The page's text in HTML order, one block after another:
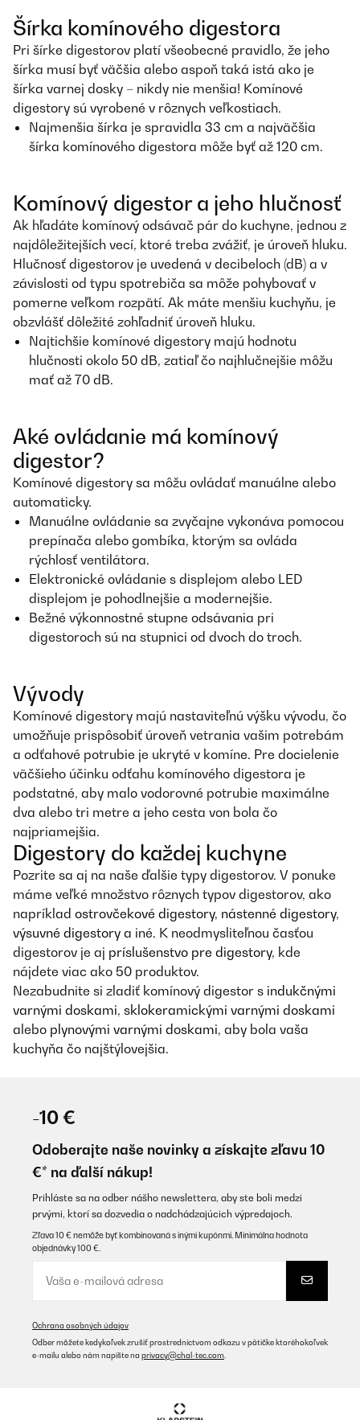
Šírka komínového digestora
Pri šírke digestorov platí všeobecné pravidlo, že jeho
šírka musí byť väčšia alebo aspoň taká istá ako je
šírka varnej dosky – nikdy nie menšia! Komínové
digestory sú vyrobené v rôznych veľkostiach.
Najmenšia šírka je spravidla 33 cm a najväčšia
šírka komínového digestora môže byť až 120 cm.
Komínový digestor a jeho hlučnosť
Ak hľadáte komínový odsávač pár do kuchyne, jednou z
najdôležitejších vecí, ktoré treba zvážiť, je úroveň hluku.
Hlučnosť digestorov je uvedená v decibeloch (dB) a v
závislosti od typu spotrebiča sa môže pohybovať v
pomerne veľkom rozpätí. Ak máte menšiu kuchyňu, je
obzvlášť dôležité zohľadniť úroveň hluku.
Najtichšie komínové digestory majú hodnotu
hlučnosti okolo 50 dB, zatiaľ čo najhlučnejšie môžu
mať až 70 dB.
Aké ovládanie má komínový
digestor?
Komínové digestory sa môžu ovládať manuálne alebo
automaticky.
Manuálne ovládanie sa zvyčajne vykonáva pomocou
prepínača alebo gombíka, ktorým sa ovláda
rýchlosť ventilátora.
Elektronické ovládanie s displejom alebo LED
displejom je pohodlnejšie a modernejšie.
Bežné výkonnostné stupne odsávania pri
digestoroch sú na stupnici od dvoch do troch.
Vývody
Komínové digestory majú nastaviteľnú výšku vývodu, čo
umožňuje prispôsobiť úroveň vetrania vašim potrebám
a odťahové potrubie je ukryté v komíne. Pre docielenie
väčšieho účinku odťahu komínového digestora je
podstatné, aby malo vodorovné potrubie maximálne
dva alebo tri metre a jeho cesta von bola čo
najpriamejšia.
Digestory do každej kuchyne
Pozrite sa aj na naše ďalšie typy digestorov. V ponuke
máme veľké množstvo rôznych typov digestorov, ako
napríklad ostrovčekové digestory, nástenné digestory,
výsuvné digestory a iné. K neodmysliteľnou časťou
digestorov je aj príslušenstvo pre digestory, kde
nájdete viac ako 50 produktov.
Nezabudnite si zladiť komínový digestor s indukčnými
varnými doskami, sklokeramickými varnými doskami
alebo plynovými varnými doskami, aby bola vaša
kuchyňa čo najštýlovejšia.
-10 €
Odoberajte naše novinky a získajte zľavu 10
€* na ďalší nákup!
Prihláste sa na odber nášho newslettera, aby ste boli medzi
prvými, ktorí sa dozvedia o nadchádzajúcich výpredajoch.
Zľava 10 € nemôže byť kombinovaná s inými kupónmi. Minimálna hodnota
objednávky 100 €.
Ochrana osobných údajov
Odber môžete kedykoľvek zrušiť prostredníctvom odkazu v pätičke ktoréhokoľvek
e-mailu alebo nám napíšte na privacy@chal-tec.com